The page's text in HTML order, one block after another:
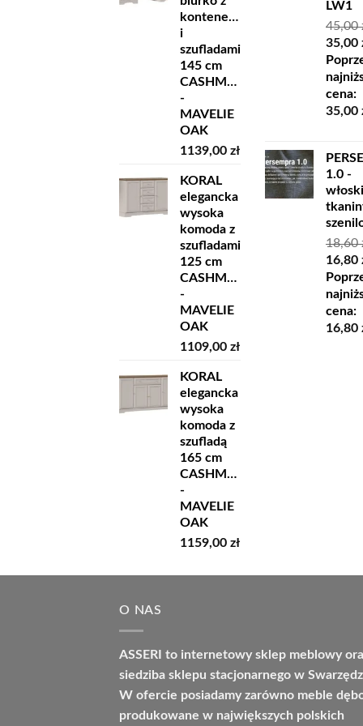
kontenerkiem
i
szufladami
145 cm
CASHMERE
-
MAVELIE
OAK
1139,00 zł
KORAL
elegancka
wysoka
komoda z
szufladami
125 cm
CASHMERE
-
MAVELIE
OAK
1109,00 zł
KORAL
elegancka
wysoka
komoda z
szufladą
165 cm
CASHMERE
-
MAVELIE
OAK
1159,00 zł
LW1
45,00
cena
45,00
35,00
cena:
35,00
1.0 -
18,60
cena
18,60
16,80
cena:
16,80
O NAS
ASSERI to internetowy sklep meblowy
siedziba sklepu stacjonarnego w
W ofercie posiadamy zarówno meble
produkowane w największych polskich